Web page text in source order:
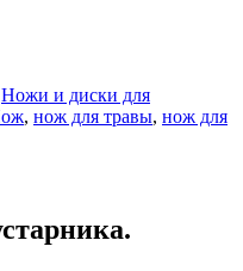
Ножи и диски для
, нож для травы, нож для